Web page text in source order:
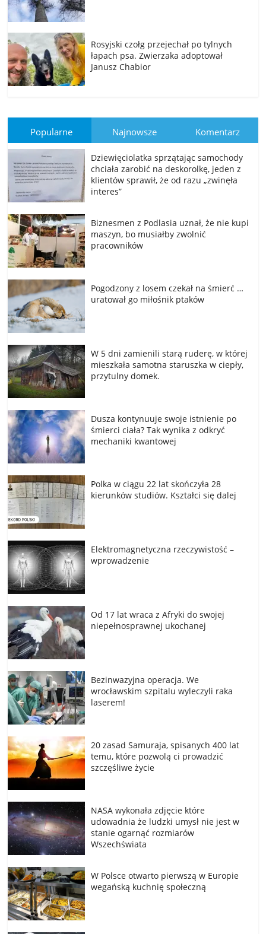
Rosyjski czołg przejechał po tylnych
łapach psa. Zwierzaka adoptował
Janusz Chabior
Popularne Najnowsze Komentarz
Dziewięciolatka sprzątając samochody
chciała zarobić na deskorolkę, jeden z
klientów sprawił, że od razu „zwinęła
interes”
Biznesmen z Podlasia uznał, że nie kupi
maszyn, bo musiałby zwolnić
pracowników
Pogodzony z losem czekał na śmierć …
uratował go miłośnik ptaków
W 5 dni zamienili starą ruderę, w której
mieszkała samotna staruszka w ciepły,
przytulny domek.
Dusza kontynuuje swoje istnienie po
śmierci ciała? Tak wynika z odkryć
mechaniki kwantowej
Polka w ciągu 22 lat skończyła 28
kierunków studiów. Kształci się dalej
Elektromagnetyczna rzeczywistość –
wprowadzenie
Od 17 lat wraca z Afryki do swojej
niepełnosprawnej ukochanej
Bezinwazyjna operacja. We
wrocławskim szpitalu wyleczyli raka
laserem!
20 zasad Samuraja, spisanych 400 lat
temu, które pozwolą ci prowadzić
szczęśliwe życie
NASA wykonała zdjęcie które
udowadnia że ludzki umysł nie jest w
stanie ogarnąć rozmiarów
Wszechświata
W Polsce otwarto pierwszą w Europie
wegańską kuchnię społeczną